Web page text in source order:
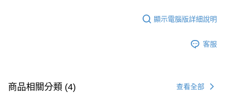
顯示電腦版詳細說明
客服
商品相關分類 (4) 查看全部